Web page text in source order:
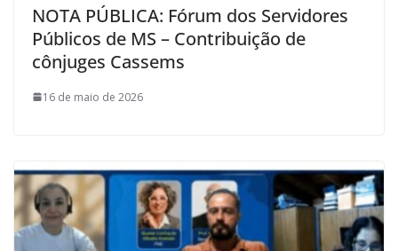
NOTA PÚBLICA: Fórum dos Servidores
Públicos de MS – Contribuição de
cônjuges Cassems
16 de maio de 2026